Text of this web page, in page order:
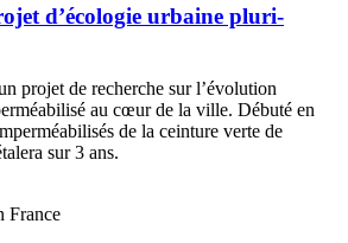
d’écologie urbaine pluri-
projet de recherche sur l’évolution
au cœur de la ville. Débuté en
de la ceinture verte de
sur 3 ans.
France